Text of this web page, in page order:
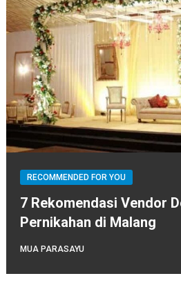
RECOMMENDED FOR YOU
7 Rekomendasi Vendor
Pernikahan di Malang
MUA PARASAYU